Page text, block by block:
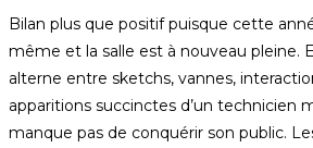
Bilan plus que positif puisque cette
même et la salle est à nouveau pleine.
alterne entre sketchs, vannes,
apparitions succinctes d’un technicien
manque pas de conquérir son public.